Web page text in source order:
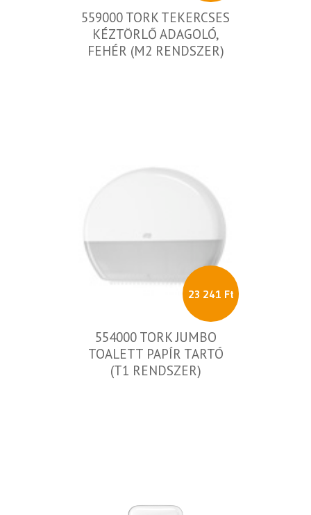
559000 TORK TEKERCSES
KÉZTÖRLŐ ADAGOLÓ,
FEHÉR (M2 RENDSZER)
23 241 Ft
554000 TORK JUMBO
TOALETT PAPÍR TARTÓ
(T1 RENDSZER)